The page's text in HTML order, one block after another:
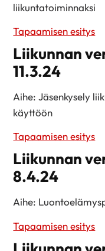
liikuntatoiminnaksi
Tapaamisen esitys
Liikunnan
11.3.24
Aihe: Jäsenkysely
käyttöön
Tapaamisen esitys
Liikunnan
8.4.24
Aihe:
Tapaamisen esitys